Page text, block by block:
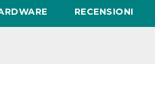
RECENSIONI